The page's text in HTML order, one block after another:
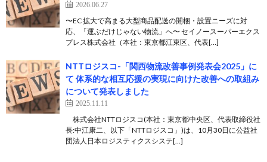
2026.06.27
〜EC 拡大で高まる大型商品配送の開梱・設置ニーズに対
応、「運ぶだけじゃない物流」へ〜 セイノースーパーエクス
プレス株式会社（本社：東京都江東区、代表[…]
NTTロジスコ-「関西物流改善事例発表会2025」に
て 体系的な相互応援の実現に向けた改善への取組み
について発表しました
2025.11.11
株式会社NTTロジスコ(本社：東京都中央区、代表取締役社
長:中江康二、以下「NTTロジスコ」)は、10月30日に公益社
団法人日本ロジスティクスシステ[…]